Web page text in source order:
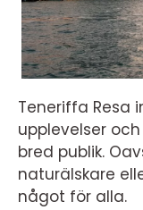
Teneriffa
upplevelser
bred publik.
naturälskare
något för alla.